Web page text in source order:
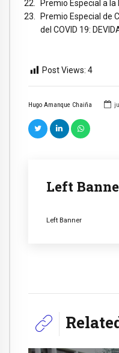
Hugo Amanque Chaiña
Left
Left Banner
Premio Especial a la
Premio Especial de
del COVID 19:
Post Views: 4